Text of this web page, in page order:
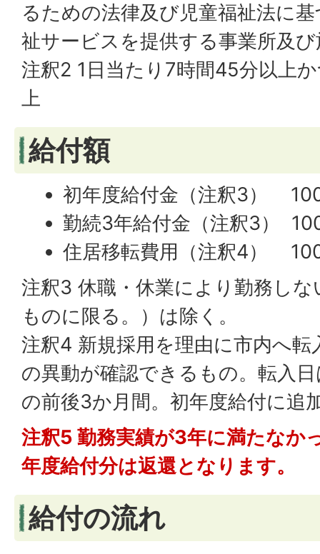
るための法律及び児童福祉法に
祉サービスを提供する事業所及
注釈2 1日当たり7時間45分以上
上
給付額
初年度給付金（注釈3）
勤続3年給付金（注釈3）
住居移転費用（注釈4）
注釈3 休職・休業により勤務し
ものに限る。）は除く。
注釈4 新規採用を理由に市内へ
の異動が確認できるもの。転入
の前後3か月間。初年度給付に追
注釈5 勤務実績が3年に満たなか
年度給付分は返還となります。
給付の流れ